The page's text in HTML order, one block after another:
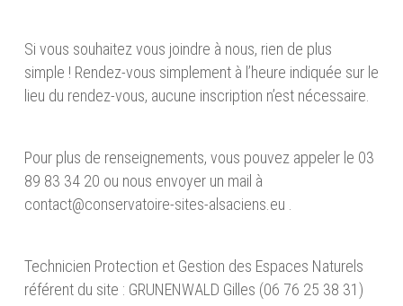
Si vous souhaitez vous joindre à nous, rien de plus
simple ! Rendez-vous simplement à l’heure indiquée sur le
lieu du rendez-vous, aucune inscription n’est nécessaire.
Pour plus de renseignements, vous pouvez appeler le 03
89 83 34 20 ou nous envoyer un mail à
contact@conservatoire-sites-alsaciens.eu .
Technicien Protection et Gestion des Espaces Naturels
référent du site : GRUNENWALD Gilles (06 76 25 38 31)